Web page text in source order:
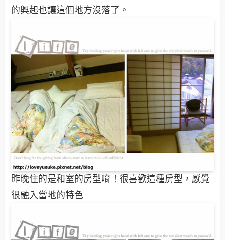
的興起也讓這個地方沒落了。
昨晚住的是和室的房型唷！很喜歡這種房型，感覺
很融入當地的特色